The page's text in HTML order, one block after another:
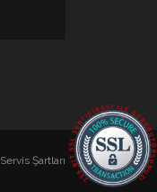
Servis Şartları